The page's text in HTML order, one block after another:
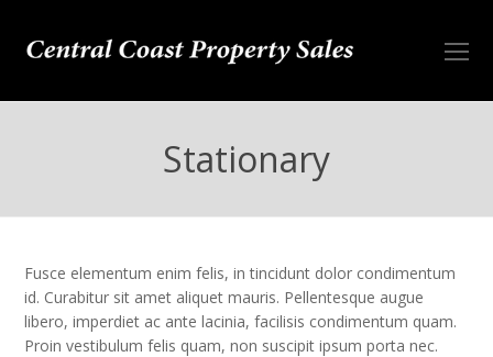
Stationary
Fusce elementum enim felis, in tincidunt dolor condimentum
id. Curabitur sit amet aliquet mauris. Pellentesque augue
libero, imperdiet ac ante lacinia, facilisis condimentum quam.
Proin vestibulum felis quam, non suscipit ipsum porta nec.